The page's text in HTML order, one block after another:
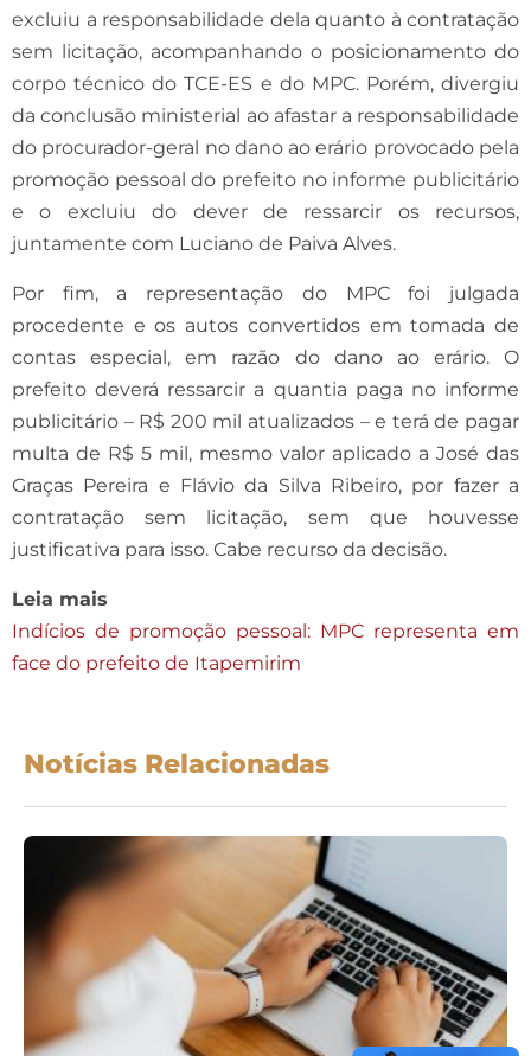
excluiu a responsabilidade dela quanto à contratação
sem licitação, acompanhando o posicionamento do
corpo técnico do TCE-ES e do MPC. Porém, divergiu
da conclusão ministerial ao afastar a responsabilidade
do procurador-geral no dano ao erário provocado pela
promoção pessoal do prefeito no informe publicitário
e o excluiu do dever de ressarcir os recursos,
juntamente com Luciano de Paiva Alves.
Por fim, a representação do MPC foi julgada
procedente e os autos convertidos em tomada de
contas especial, em razão do dano ao erário. O
prefeito deverá ressarcir a quantia paga no informe
publicitário – R$ 200 mil atualizados – e terá de pagar
multa de R$ 5 mil, mesmo valor aplicado a José das
Graças Pereira e Flávio da Silva Ribeiro, por fazer a
contratação sem licitação, sem que houvesse
justificativa para isso. Cabe recurso da decisão.
Leia mais
Indícios de promoção pessoal: MPC representa em
face do prefeito de Itapemirim
Notícias Relacionadas